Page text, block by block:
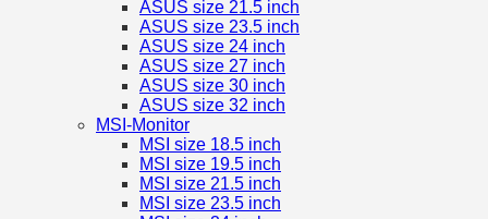
ASUS size 21.5 inch
ASUS size 23.5 inch
ASUS size 24 inch
ASUS size 27 inch
ASUS size 30 inch
ASUS size 32 inch
MSI-Monitor
MSI size 18.5 inch
MSI size 19.5 inch
MSI size 21.5 inch
MSI size 23.5 inch